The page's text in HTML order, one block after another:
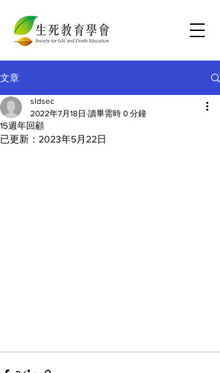
文章
15週年回顧
sldsec
2022年7月18日 讀畢需時 0 分鐘
已更新： 2023年5月22日